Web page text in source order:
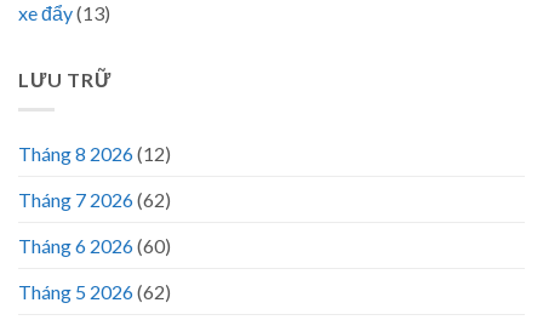
xe đẩy(13)
LƯU TRỮ
Tháng 8 2026(12)
Tháng 7 2026(62)
Tháng 6 2026(60)
Tháng 5 2026(62)